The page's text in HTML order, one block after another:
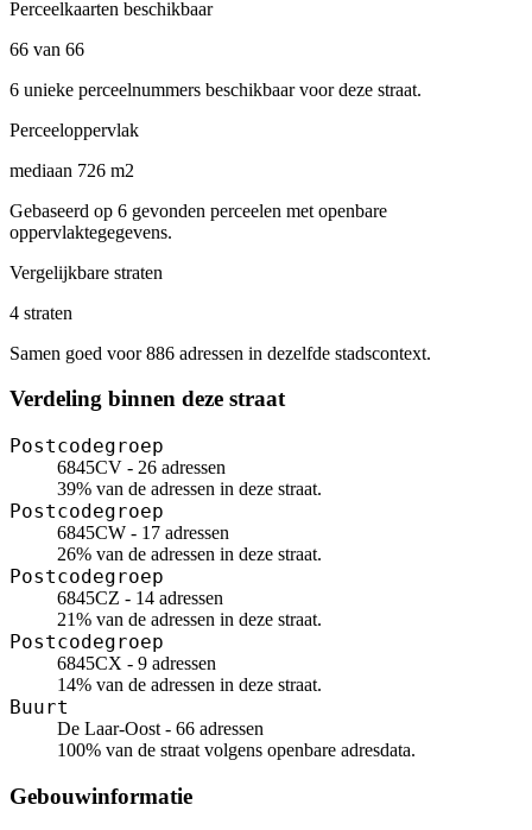
Perceelkaarten beschikbaar
66 van 66
6 unieke perceelnummers beschikbaar voor deze straat.
Perceeloppervlak
mediaan 726 m2
Gebaseerd op 6 gevonden perceelen met openbare
oppervlaktegegevens.
Vergelijkbare straten
4 straten
Samen goed voor 886 adressen in dezelfde stadscontext.
Verdeling binnen deze straat
Postcodegroep
6845CV - 26 adressen
39% van de adressen in deze straat.
Postcodegroep
6845CW - 17 adressen
26% van de adressen in deze straat.
Postcodegroep
6845CZ - 14 adressen
21% van de adressen in deze straat.
Postcodegroep
6845CX - 9 adressen
14% van de adressen in deze straat.
Buurt
De Laar-Oost - 66 adressen
100% van de straat volgens openbare adresdata.
Gebouwinformatie